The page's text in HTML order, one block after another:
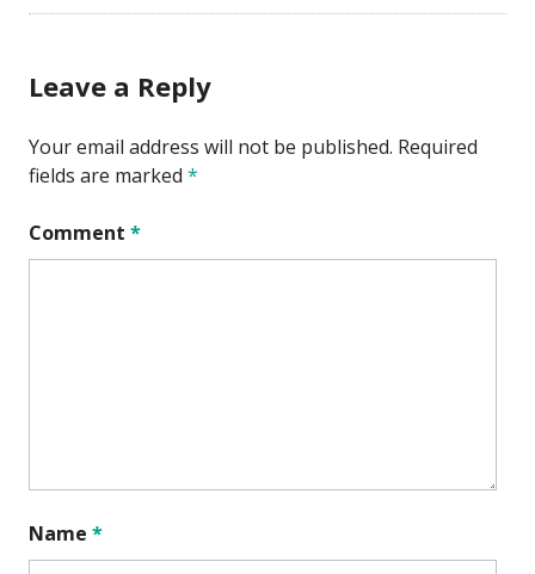
Leave a Reply
Your email address will not be published. Required
fields are marked *
Comment *
Name *